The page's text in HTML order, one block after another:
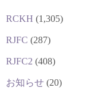
RCKH (1,305)
RJFC (287)
RJFC2 (408)
お知らせ (20)